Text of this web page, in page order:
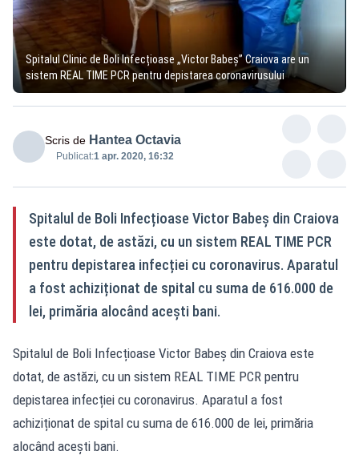
Spitalul Clinic de Boli Infecțioase „Victor Babeș” Craiova are un
sistem REAL TIME PCR pentru depistarea coronavirusului
Scris de Hantea Octavia
Publicat:1 apr. 2020, 16:32
Spitalul de Boli Infecțioase Victor Babeș din Craiova
este dotat, de astăzi, cu un sistem REAL TIME PCR
pentru depistarea infecției cu coronavirus. Aparatul
a fost achiziționat de spital cu suma de 616.000 de
lei, primăria alocând acești bani.
Spitalul de Boli Infecțioase Victor Babeș din Craiova este
dotat, de astăzi, cu un sistem REAL TIME PCR pentru
depistarea infecției cu coronavirus. Aparatul a fost
achiziționat de spital cu suma de 616.000 de lei, primăria
alocând acești bani.